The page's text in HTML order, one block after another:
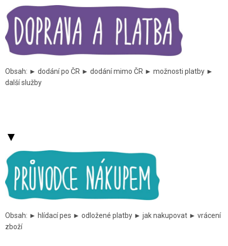
Obsah: ► dodání po ČR ► dodání mimo ČR ► možnosti platby ►
další služby
▼
Obsah: ► hlídací pes ► odložené platby ► jak nakupovat ► vrácení
zboží